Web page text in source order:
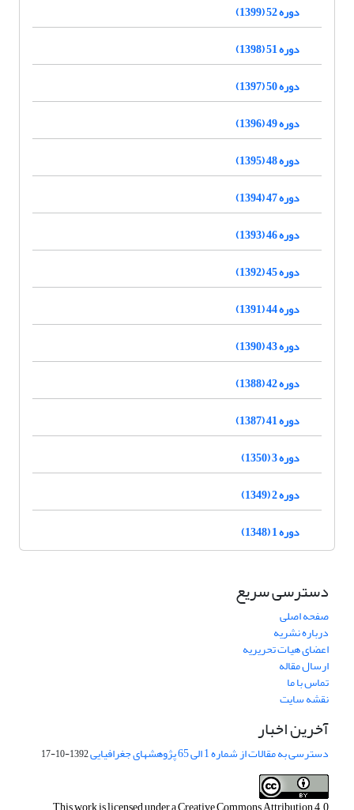
دوره 52 (1399)
دوره 51 (1398)
دوره 50 (1397)
دوره 49 (1396)
دوره 48 (1395)
دوره 47 (1394)
دوره 46 (1393)
دوره 45 (1392)
دوره 44 (1391)
دوره 43 (1390)
دوره 42 (1388)
دوره 41 (1387)
دوره 3 (1350)
دوره 2 (1349)
دوره 1 (1348)
دسترسی سریع
صفحه اصلی
درباره نشریه
اعضای هیات تحریریه
ارسال مقاله
تماس با ما
نقشه سایت
آخرین اخبار
دسترسی به مقالات از شماره 1 الی 65 پژوهشهای جغرافیایی 1392-10-17